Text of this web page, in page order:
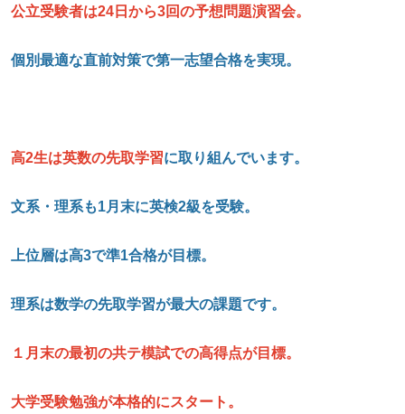
公立受験者は24 日から3回の予想問題演習会。
個別最適な直前対策で第一志望合格を実現。
高2生は英数の先取学習に取り組んでいます。
文系・理系も1月末に英検2級を受験。
上位層は高3で準1合格が目標。
理系は数学の先取学習が最大の課題です。
１月末の最初の共テ模試での高得点が目標。
大学受験勉強が本格的にスタート。